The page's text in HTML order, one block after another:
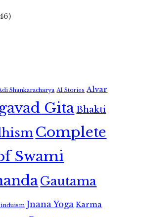
Shankaracharya AI Stories Alvar
GitaBhakti
Complete
Swami
Gautama
Jnana Yoga Karma